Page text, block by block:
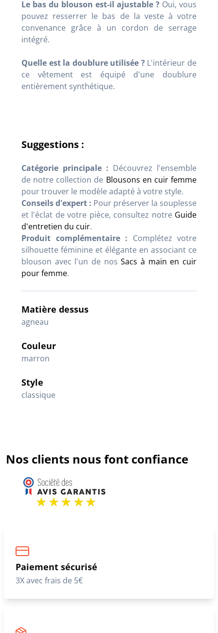
Le bas du blouson est-il ajustable ? Oui, vous
pouvez resserrer le bas de la veste à votre
convenance grâce à un cordon de serrage
intégré.
Quelle est la doublure utilisée ?L'intérieur de
ce vêtement est équipé d'une doublure
entièrement synthétique.
Suggestions :
Catégorie principale : Découvrez l'ensemble
de notre collection de Blousons en cuir femme
pour trouver le modèle adapté à votre style.
Conseils d'expert : Pour préserver la souplesse
et l'éclat de votre pièce, consultez notre Guide
d'entretien du cuir.
Produit complémentaire : Complétez votre
silhouette féminine et élégante en associant ce
blouson avec l'un de nosSacs à main en cuir
pour femme.
Matière dessus
agneau
Couleur
marron
Style
classique
Nos clients nous font confiance
Paiement sécurisé
3X avec frais de 5€